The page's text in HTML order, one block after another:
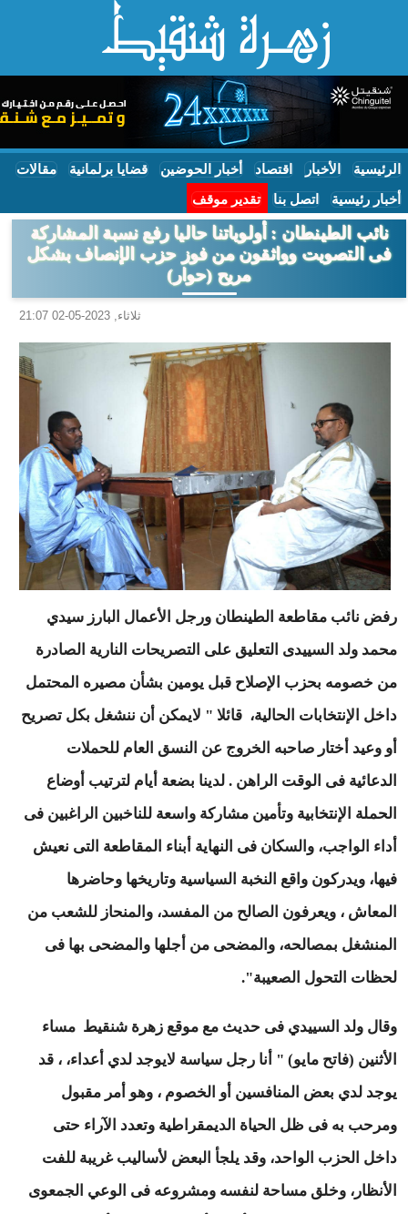
الرئيسية الأخبار اقتصاد أخبار الحوضين قضايا برلمانية مقالات
أخبار رئيسية اتصل بنا تقدير موقف
نائب الطينطان : أولوياتنا حاليا رفع نسبة المشاركة
فى التصويت وواثقون من فوز حزب الإنصاف بشكل
مريح (حوار)
ثلاثاء, 2023-05-02 21:07
رفض نائب مقاطعة الطينطان ورجل الأعمال البارز سيدي
محمد ولد السييدى التعليق على التصريحات النارية الصادرة
من خصومه بحزب الإصلاح قبل يومين بشأن مصيره المحتمل
داخل الإنتخابات الحالية، قائلا " لايمكن أن ننشغل بكل تصريح
أو وعيد أختار صاحبه الخروج عن النسق العام للحملات
الدعائية فى الوقت الراهن . لدينا بضعة أيام لترتيب أوضاع
الحملة الإنتخابية وتأمين مشاركة واسعة للناخبين الراغبين فى
أداء الواجب، والسكان فى النهاية أبناء المقاطعة التى نعيش
فيها، ويدركون واقع النخبة السياسية وتاريخها وحاضرها
المعاش ، ويعرفون الصالح من المفسد، والمنحاز للشعب من
المنشغل بمصالحه، والمضحى من أجلها والمضحى بها فى
لحظات التحول الصعيبة".
وقال ولد السييدي فى حديث مع موقع زهرة شنقيط مساء
الأثنين (فاتح مايو) " أنا رجل سياسة لايوجد لدي أعداء، ، قد
يوجد لدي بعض المنافسين أو الخصوم ، وهو أمر مقبول
ومرحب به فى ظل الحياة الديمقراطية وتعدد الآراء حتى
داخل الحزب الواحد، وقد يلجأ البعض لأساليب غريبة للفت
الأنظار، وخلق مساحة لنفسه ومشروعه فى الوعي الجمعوى